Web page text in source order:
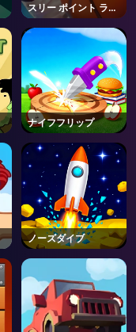
スリー ポイント ラッ
シュ
ナイフフリップ
ノーズダイブ